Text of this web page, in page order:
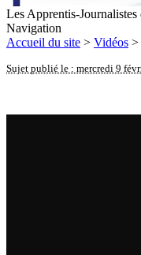
Les Apprentis-
Navigation
Accueil du site > Vidéos >
Sujet publié le : mercredi 9